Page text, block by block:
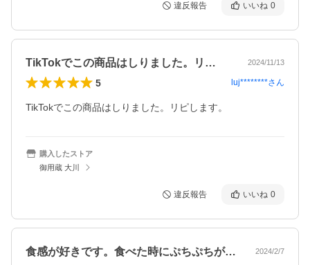
違反報告 いいね 0
TikTokでこの商品はしりました。リ… 2024/11/13
5 luj********さん
TikTokでこの商品はしりました。リピします。
購入したストア
御用蔵 大川
違反報告 いいね 0
食感が好きです。食べた時にぷちぷちが良… 2024/2/7